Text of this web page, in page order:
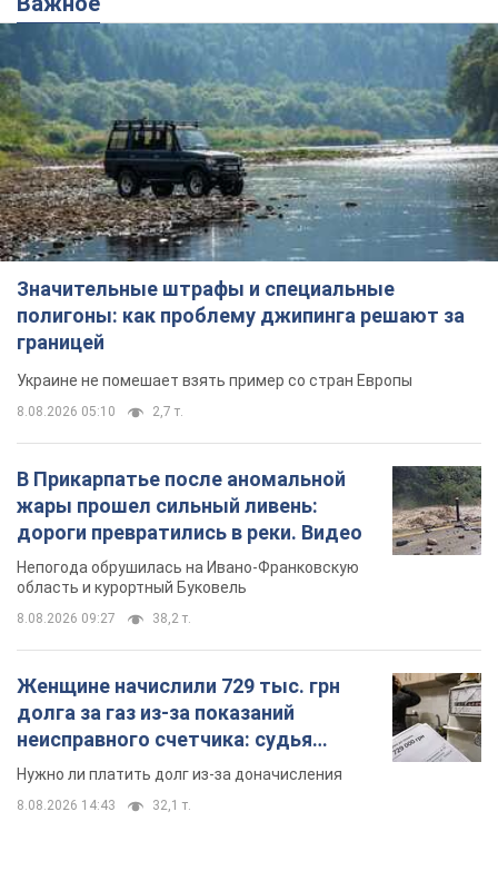
Значительные штрафы и специальные
полигоны: как проблему джипинга решают за
границей
Украине не помешает взять пример со стран Европы
8.08.2026 05:10 2,7 т.
В Прикарпатье после аномальной
жары прошел сильный ливень:
дороги превратились в реки. Видео
Непогода обрушилась на Ивано-Франковскую
область и курортный Буковель
8.08.2026 09:27 38,2 т.
Женщине начислили 729 тыс. грн
долга за газ из-за показаний
неисправного счетчика: судья
вынес неожиданное решение
Нужно ли платить долг из-за доначисления
8.08.2026 14:43 32,1 т.